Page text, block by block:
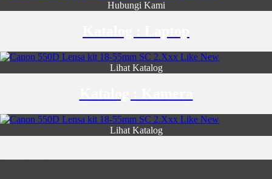
Hubungi Kami
Lihat Katalog
Lihat Katalog